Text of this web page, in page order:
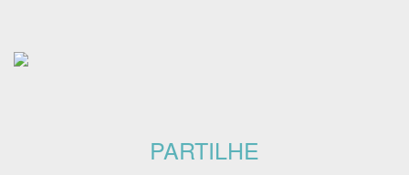
PARTILHE